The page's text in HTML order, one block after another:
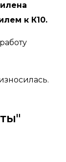
к К10.